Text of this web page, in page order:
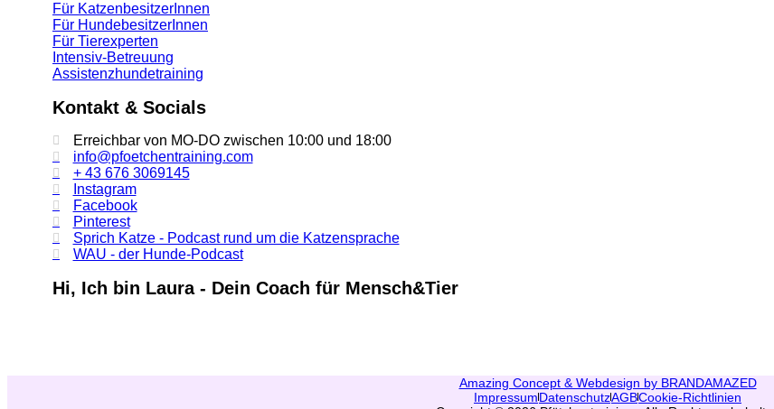
Für KatzenbesitzerInnen
Für HundebesitzerInnen
Für Tierexperten
Intensiv-Betreuung
Assistenzhundetraining
Kontakt & Socials
Erreichbar von MO-DO zwischen 10:00 und 18:00
info@pfoetchentraining.com
+ 43 676 3069145
Instagram
Facebook
Pinterest
Sprich Katze - Podcast rund um die Katzensprache
WAU - der Hunde-Podcast
Hi, Ich bin Laura - Dein Coach für Mensch&Tier
Amazing Concept & Webdesign by BRANDAMAZED
ImpressumDatenschutzAGBCookie-Richtlinien